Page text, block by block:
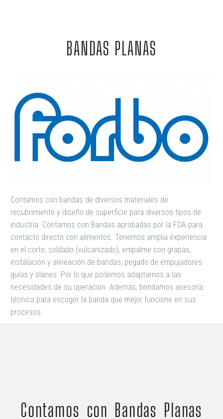
BANDAS PLANAS
Contamos con bandas de diversos materiales de
recubrimiento y diseño de superficie para diversos tipos de
industria. Contamos con Bandas aprobadas por la FDA para
contacto directo con alimentos. Tenemos amplia experiencia
en el corte, soldado (vulcanizado), empalme con grapas,
instalación y alineación de bandas, pegado de empujadores
guías y olanes. Por lo que podemos adaptarnos a las
necesidades de su operación. Además, brindamos asesoría
técnica para escoger la banda que mejor funcione en sus
procesos.
Contamos con Bandas Planas